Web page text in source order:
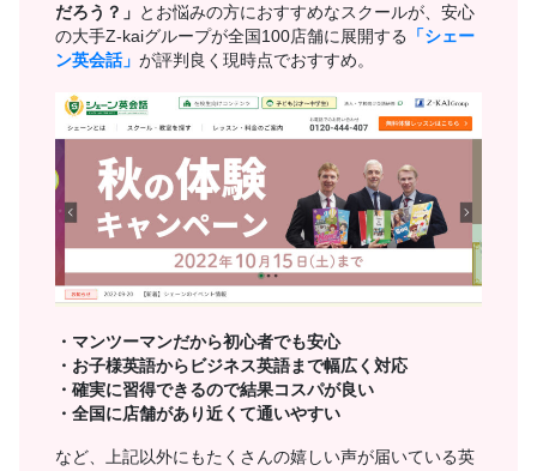
だろう？」 とお悩みの方におすすめなスクールが、安心
の大手Z-kaiグループが全国100店舗に展開する
「シェー
ン英会話」 が評判良く現時点でおすすめ。
・マンツーマンだから初心者でも安心
・お子様英語からビジネス英語まで幅広く対応
・確実に習得できるので結果コスパが良い
・全国に店舗があり近くて通いやすい
など、上記以外にもたくさんの嬉しい声が届いている英